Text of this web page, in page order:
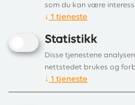
som du kan være
↓ 1 tjeneste
Statistikk
Disse tjenestene
nettstedet brukes og
↓ 1 tjeneste